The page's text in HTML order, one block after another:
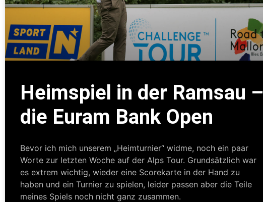
Heimspiel in der Ramsau –
die Euram Bank Open
Bevor ich mich unserem „Heimturnier“ widme, noch ein paar
Worte zur letzten Woche auf der Alps Tour. Grundsätzlich war
es extrem wichtig, wieder eine Scorekarte in der Hand zu
haben und ein Turnier zu spielen, leider passen aber die Teile
meines Spiels noch nicht ganz zusammen.